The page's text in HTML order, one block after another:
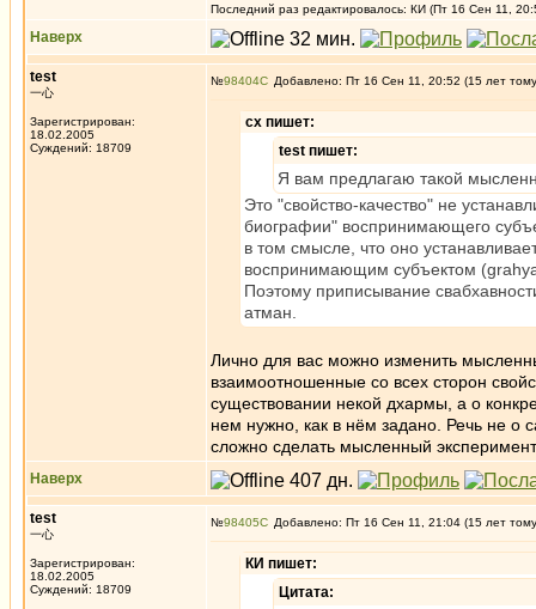
Последний раз редактировалось: КИ (Пт 16 Сен 11,
Наверх
test
一心
Зарегистрирован:
18.02.2005
Суждений: 18709
№98404 Добавлено: Пт 16 Сен 11, 20:52 (15 лет
сх пишет:
test пишет:
Я вам предлагаю такой
Это "свойство-качество" не
биографии" воспринимающего
в том смысле, что оно
воспринимающим субъектом
Поэтому приписывание
атман.
Лично для вас можно изменить
взаимоотношенные со всех сторон
существовании некой дхармы, а о
нем нужно, как в нём задано. Речь не о
сложно сделать мысленный
Наверх
test
一心
Зарегистрирован:
18.02.2005
Суждений: 18709
№98405 Добавлено: Пт 16 Сен 11, 21:04 (15 лет
КИ пишет:
Цитата: